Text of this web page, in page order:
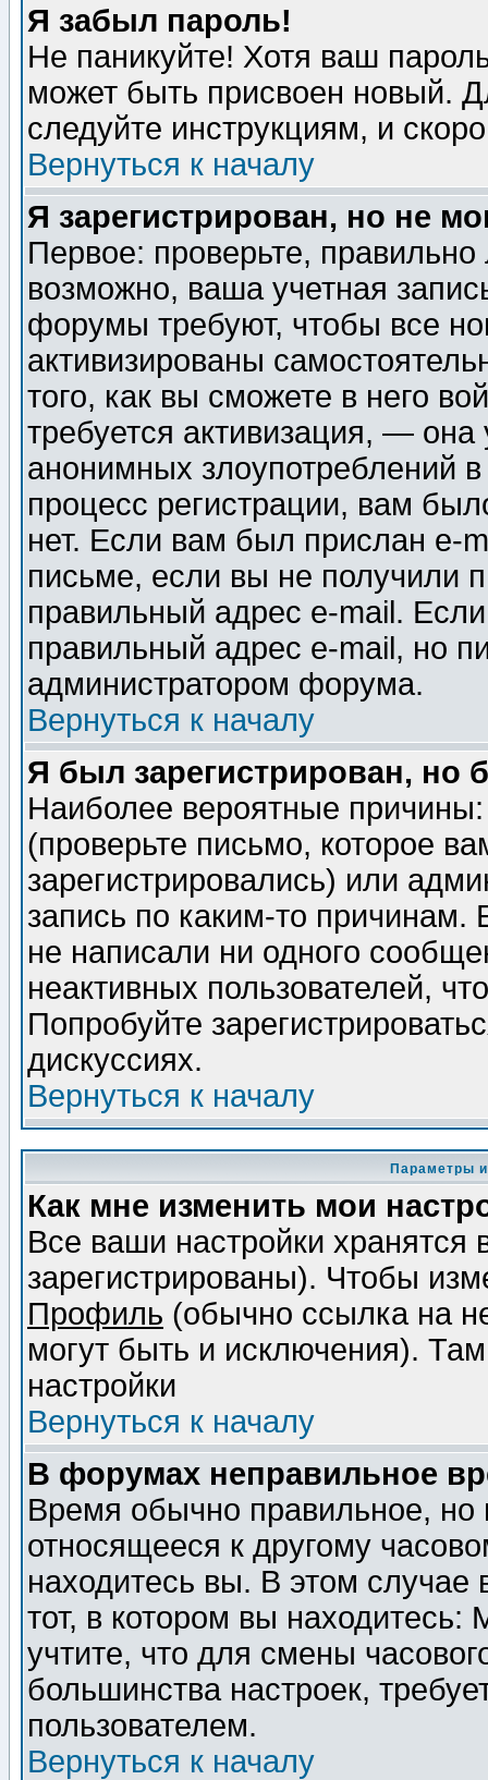
Я забыл пароль!
Не паникуйте! Хотя ваш
может быть присвоен новый.
следуйте инструкциям, и
Вернуться к началу
Я зарегистрирован, но не
Первое: проверьте,
возможно, ваша учетная
форумы требуют, чтобы все
активизированы
того, как вы сможете в него
требуется активизация, —
анонимных злоупотреблений
процесс регистрации, вам
нет. Если вам был прислан e-
письме, если вы не получили
правильный адрес e-mail.
правильный адрес e-mail, но
администратором форума.
Вернуться к началу
Я был зарегистрирован, но
Наиболее вероятные
(проверьте письмо, которое
зарегистрировались) или
запись по каким-то
не написали ни одного
неактивных пользователей,
Попробуйте
дискуссиях.
Вернуться к началу
Параметры
Как мне изменить мои
Все ваши настройки
зарегистрированы). Чтобы
Профиль (обычно ссылка на
могут быть и исключения).
настройки
Вернуться к началу
В форумах неправильное
Время обычно правильное,
относящееся к другому
находитесь вы. В этом
тот, в котором вы
учтите, что для смены
большинства настроек,
пользователем.
Вернуться к началу